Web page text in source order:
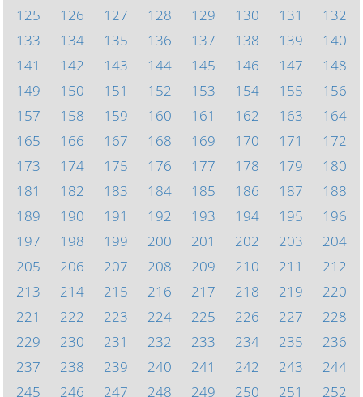
125
126 127 128 129 130 131
132
133
134 135 136 137 138 139
140
141
142 143 144 145 146 147
148
149
150 151 152 153 154 155
156
157
158 159 160 161 162 163
164
165
166 167 168 169 170 171
172
173
174 175 176 177 178 179
180
181
182 183 184 185 186 187
188
189
190 191 192 193 194 195
196
197
198 199 200 201 202 203
204
205
206 207 208 209 210 211
212
213
214 215 216 217 218 219
220
221
222 223 224 225 226 227
228
229
230 231 232 233 234 235
236
237
238 239 240 241 242 243
244
245
246 247 248 249 250 251
252